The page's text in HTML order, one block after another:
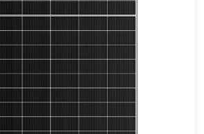
480- 500W